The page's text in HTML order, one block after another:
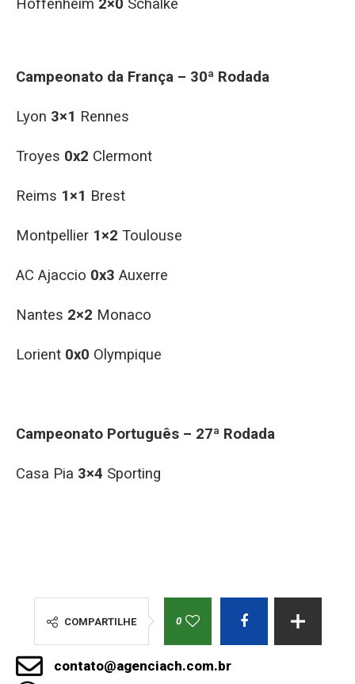
Hoffenheim 2×0 Schalke
Campeonato da França – 30ª Rodada
Lyon 3×1 Rennes
Troyes 0x2 Clermont
Reims 1×1 Brest
Montpellier 1×2 Toulouse
AC Ajaccio 0x3 Auxerre
Nantes 2×2 Monaco
Lorient 0x0 Olympique
Campeonato Português – 27ª Rodada
Casa Pia 3×4 Sporting
COMPARTILHE 0
contato@agenciach.com.br